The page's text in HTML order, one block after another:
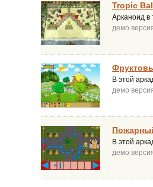
Tropic
Арканоид в
демо
В этой
демо
В этой
демо